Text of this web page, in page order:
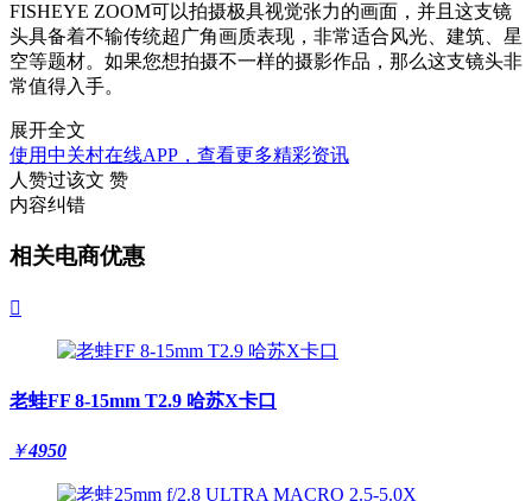
FISHEYE ZOOM可以拍摄极具视觉张力的画面，并且这支镜
头具备着不输传统超广角画质表现，非常适合风光、建筑、星
空等题材。如果您想拍摄不一样的摄影作品，那么这支镜头非
常值得入手。
展开全文
使用中关村在线APP，查看更多精彩资讯
人赞过该文 赞
内容纠错
相关电商优惠

老蛙FF 8-15mm T2.9 哈苏X卡口
￥4950